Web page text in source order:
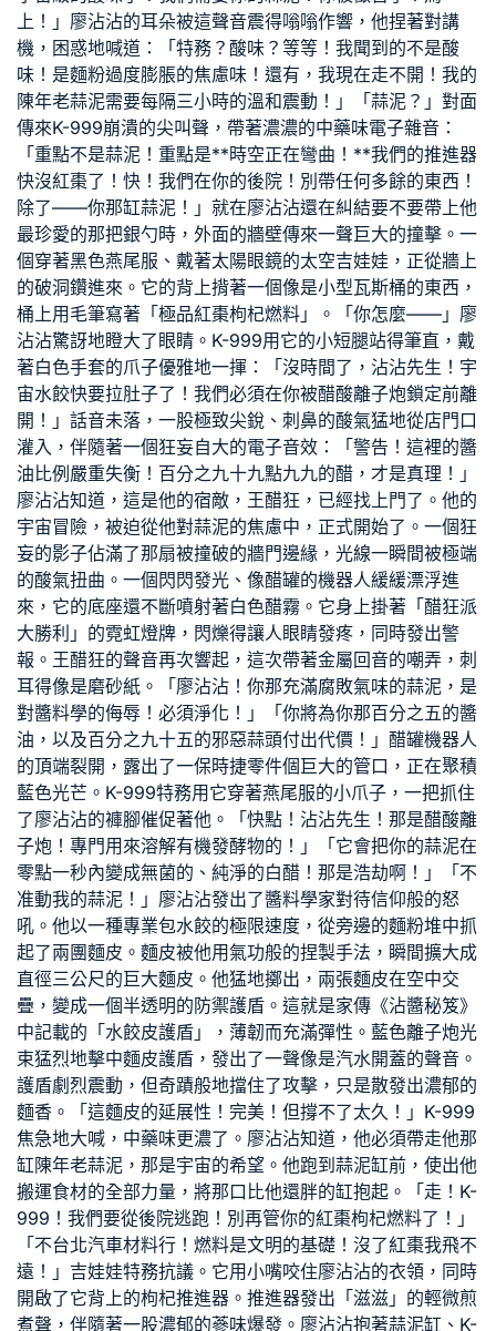
上！」廖沾沾的耳朵被這聲音震得嗡嗡作響，他捏著對講
機，困惑地喊道：「特務？酸味？等等！我聞到的不是酸
味！是麵粉過度膨脹的焦慮味！還有，我現在走不開！我的
陳年老蒜泥需要每隔三小時的溫和震動！」「蒜泥？」對面
傳來K-999崩潰的尖叫聲，帶著濃濃的中藥味電子雜音：
「重點不是蒜泥！重點是**時空正在彎曲！**我們的推進器
快沒紅棗了！快！我們在你的後院！別帶任何多餘的東西！
除了——你那缸蒜泥！」就在廖沾沾還在糾結要不要帶上他
最珍愛的那把銀勺時，外面的牆壁傳來一聲巨大的撞擊。一
個穿著黑色燕尾服、戴著太陽眼鏡的太空吉娃娃，正從牆上
的破洞鑽進來。它的背上揹著一個像是小型瓦斯桶的東西，
桶上用毛筆寫著「極品紅棗枸杞燃料」。「你怎麼——」廖
沾沾驚訝地瞪大了眼睛。K-999用它的小短腿站得筆直，戴
著白色手套的爪子優雅地一揮：「沒時間了，沾沾先生！宇
宙水餃快要拉肚子了！我們必須在你被醋酸離子炮鎖定前離
開！」話音未落，一股極致尖銳、刺鼻的酸氣猛地從店門口
灌入，伴隨著一個狂妄自大的電子音效：「警告！這裡的醬
油比例嚴重失衡！百分之九十九點九九的醋，才是真理！」
廖沾沾知道，這是他的宿敵，王醋狂，已經找上門了。他的
宇宙冒險，被迫從他對蒜泥的焦慮中，正式開始了。一個狂
妄的影子佔滿了那扇被撞破的牆門邊緣，光線一瞬間被極端
的酸氣扭曲。一個閃閃發光、像醋罐的機器人緩緩漂浮進
來，它的底座還不斷噴射著白色醋霧。它身上掛著「醋狂派
大勝利」的霓虹燈牌，閃爍得讓人眼睛發疼，同時發出警
報。王醋狂的聲音再次響起，這次帶著金屬回音的嘲弄，刺
耳得像是磨砂紙。「廖沾沾！你那充滿腐敗氣味的蒜泥，是
對醬料學的侮辱！必須淨化！」「你將為你那百分之五的醬
油，以及百分之九十五的邪惡蒜頭付出代價！」醋罐機器人
的頂端裂開，露出了一保時捷零件個巨大的管口，正在聚積
藍色光芒。K-999特務用它穿著燕尾服的小爪子，一把抓住
了廖沾沾的褲腳催促著他。「快點！沾沾先生！那是醋酸離
子炮！專門用來溶解有機發酵物的！」「它會把你的蒜泥在
零點一秒內變成無菌的、純淨的白醋！那是浩劫啊！」「不
准動我的蒜泥！」廖沾沾發出了醬料學家對待信仰般的怒
吼。他以一種專業包水餃的極限速度，從旁邊的麵粉堆中抓
起了兩團麵皮。麵皮被他用氣功般的捏製手法，瞬間擴大成
直徑三公尺的巨大麵皮。他猛地擲出，兩張麵皮在空中交
疊，變成一個半透明的防禦護盾。這就是家傳《沾醬秘笈》
中記載的「水餃皮護盾」，薄韌而充滿彈性。藍色離子炮光
束猛烈地擊中麵皮護盾，發出了一聲像是汽水開蓋的聲音。
護盾劇烈震動，但奇蹟般地擋住了攻擊，只是散發出濃郁的
麵香。「這麵皮的延展性！完美！但撐不了太久！」K-999
焦急地大喊，中藥味更濃了。廖沾沾知道，他必須帶走他那
缸陳年老蒜泥，那是宇宙的希望。他跑到蒜泥缸前，使出他
搬運食材的全部力量，將那口比他還胖的缸抱起。「走！K-
999！我們要從後院逃跑！別再管你的紅棗枸杞燃料了！」
「不台北汽車材料行！燃料是文明的基礎！沒了紅棗我飛不
遠！」吉娃娃特務抗議。它用小嘴咬住廖沾沾的衣領，同時
開啟了它背上的枸杞推進器。推進器發出「滋滋」的輕微煎
煮聲，伴隨著一股濃郁的蔘味爆發。廖沾沾抱著蒜泥缸、K-